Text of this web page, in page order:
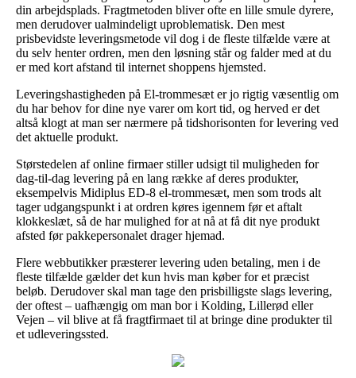
din arbejdsplads. Fragtmetoden bliver ofte en lille smule dyrere,
men derudover ualmindeligt uproblematisk. Den mest
prisbevidste leveringsmetode vil dog i de fleste tilfælde være at
du selv henter ordren, men den løsning står og falder med at du
er med kort afstand til internet shoppens hjemsted.
Leveringshastigheden på El-trommesæt er jo rigtig væsentlig om
du har behov for dine nye varer om kort tid, og herved er det
altså klogt at man ser nærmere på tidshorisonten for levering ved
det aktuelle produkt.
Størstedelen af online firmaer stiller udsigt til muligheden for
dag-til-dag levering på en lang række af deres produkter,
eksempelvis Midiplus ED-8 el-trommesæt, men som trods alt
tager udgangspunkt i at ordren køres igennem før et aftalt
klokkeslæt, så de har mulighed for at nå at få dit nye produkt
afsted før pakkepersonalet drager hjemad.
Flere webbutikker præsterer levering uden betaling, men i de
fleste tilfælde gælder det kun hvis man køber for et præcist
beløb. Derudover skal man tage den prisbilligste slags levering,
der oftest – uafhængig om man bor i Kolding, Lillerød eller
Vejen – vil blive at få fragtfirmaet til at bringe dine produkter til
et udleveringssted.